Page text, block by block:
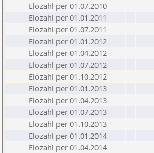
Elozahl per 01.07.2010
Elozahl per 01.01.2011
Elozahl per 01.07.2011
Elozahl per 01.01.2012
Elozahl per 01.04.2012
Elozahl per 01.07.2012
Elozahl per 01.10.2012
Elozahl per 01.01.2013
Elozahl per 01.04.2013
Elozahl per 01.07.2013
Elozahl per 01.10.2013
Elozahl per 01.01.2014
Elozahl per 01.04.2014